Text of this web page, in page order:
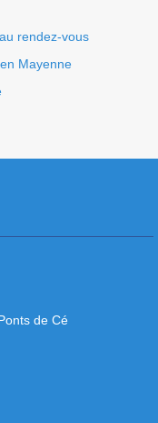
rendez-vous
Mayenne
de Cé